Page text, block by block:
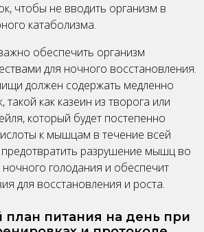
чтобы не вводить организм в
катаболизма.
обеспечить организм
для ночного восстановления.
должен содержать медленно
как казеин из творога или
который будет постепенно
к мышцам в течение всей
разрушение мышц во
голодания и обеспечит
для восстановления и роста.
питания на день при